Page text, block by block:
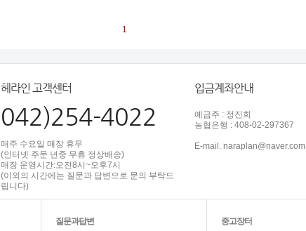
1
헤라인 고객센터
042)254-4022
매주 수요일 매장 휴무
(인터넷 주문 년중 무휴 정상배송)
매장 운영시간:오전8시~오후7시
(이외의 시간에는 질문과 답변으로 문의 부탁드
립니다)
입금계좌안내
예금주 : 정진희
농협은행 : 408-02-297367
E-mail. naraplan@naver.com
질문과답변
중고장터